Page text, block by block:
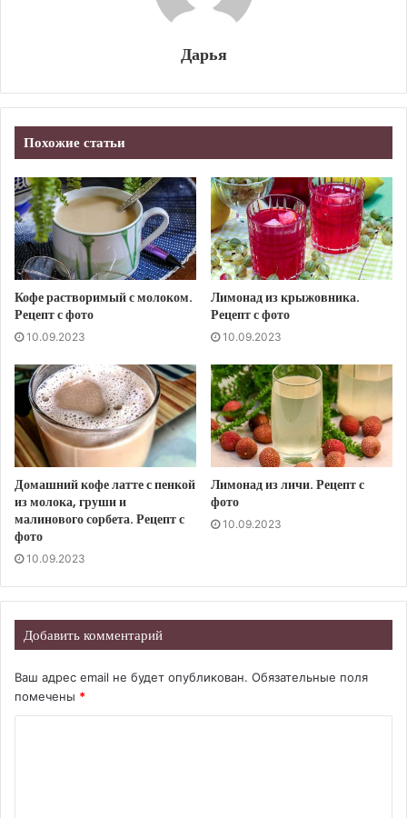
Дарья
Похожие статьи
Кофе растворимый с молоком.
Рецепт с фото
10.09.2023
Лимонад из крыжовника.
Рецепт с фото
10.09.2023
Домашний кофе латте с пенкой
из молока, груши и
малинового сорбета. Рецепт с
фото
10.09.2023
Лимонад из личи. Рецепт с
фото
10.09.2023
Добавить комментарий
Ваш адрес email не будет опубликован. Обязательные поля
помечены *